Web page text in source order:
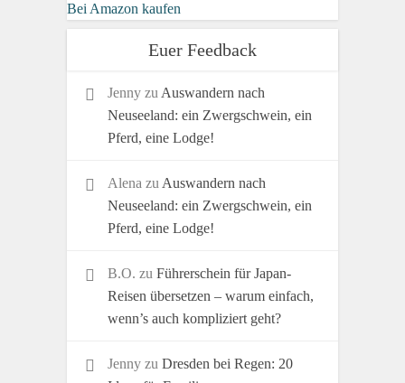
Bei Amazon kaufen
Euer Feedback
Jenny zu Auswandern nach
Neuseeland: ein Zwergschwein, ein
Pferd, eine Lodge!
Alena zu Auswandern nach
Neuseeland: ein Zwergschwein, ein
Pferd, eine Lodge!
B.O. zu Führerschein für Japan-
Reisen übersetzen – warum einfach,
wenn’s auch kompliziert geht?
Jenny zu Dresden bei Regen: 20